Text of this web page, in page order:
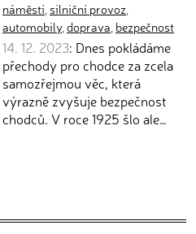
náměstí, silniční provoz,
automobily,doprava, bezpečnost
14. 12. 2023: Dnes pokládáme
přechody pro chodce za zcela
samozřejmou věc, která
výrazně zvyšuje bezpečnost
chodců. V roce 1925 šlo ale…